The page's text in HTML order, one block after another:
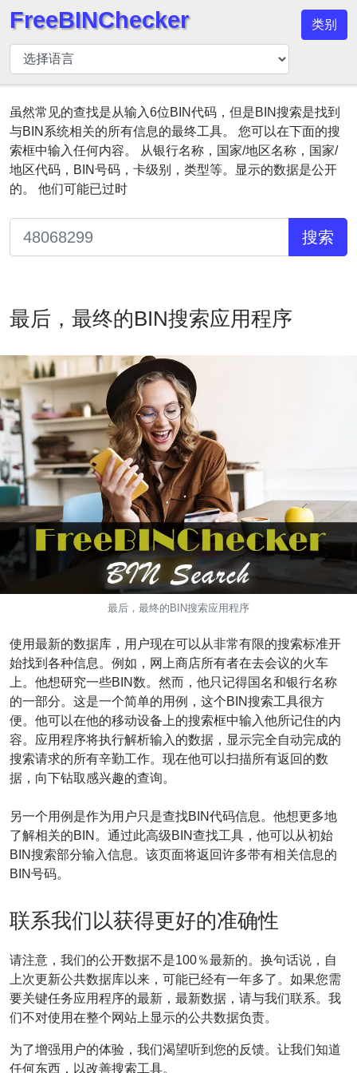
BIN
检
查
器
BIN
搜
索
BIN
号
BIN
Generator
BIN
Checker
v2
BIN
CC
Generator
from
Banks
Credit
Card
Validator
Random
Credit
Card
Generator
Generate
Credit
Card
from
BIN
Credit
Card
Checker
What
is
My
IP
Address
IP
FreeBINChecker 类别
虽然常见的查找是从输入6位BIN代码，但是BIN搜索是找到
与BIN系统相关的所有信息的最终工具。 您可以在下面的搜
索框中输入任何内容。 从银行名称，国家/地区名称，国家/
地区代码，BIN号码，卡级别，类型等。显示的数据是公开
的。 他们可能已过时
搜索
最后，最终的BIN搜索应用程序
最后，最终的BIN搜索应用程序
使用最新的数据库，用户现在可以从非常有限的搜索标准开
始找到各种信息。例如，网上商店所有者在去会议的火车
上。他想研究一些BIN数。然而，他只记得国名和银行名称
的一部分。这是一个简单的用例，这个BIN搜索工具很方
便。他可以在他的移动设备上的搜索框中输入他所记住的内
容。应用程序将执行解析输入的数据，显示完全自动完成的
搜索请求的所有辛勤工作。现在他可以扫描所有返回的数
据，向下钻取感兴趣的查询。
另一个用例是作为用户只是查找BIN代码信息。他想更多地
了解相关的BIN。通过此高级BIN查找工具，他可以从初始
BIN搜索部分输入信息。该页面将返回许多带有相关信息的
BIN号码。
联系我们以获得更好的准确性
请注意，我们的公开数据不是100％最新的。换句话说，自
上次更新公共数据库以来，可能已经有一年多了。如果您需
要关键任务应用程序的最新，最新数据，请与我们联系。我
们不对使用在整个网站上显示的公共数据负责。
为了增强用户的体验，我们渴望听到您的反馈。让我们知道
任何东西，以改善搜索工具。